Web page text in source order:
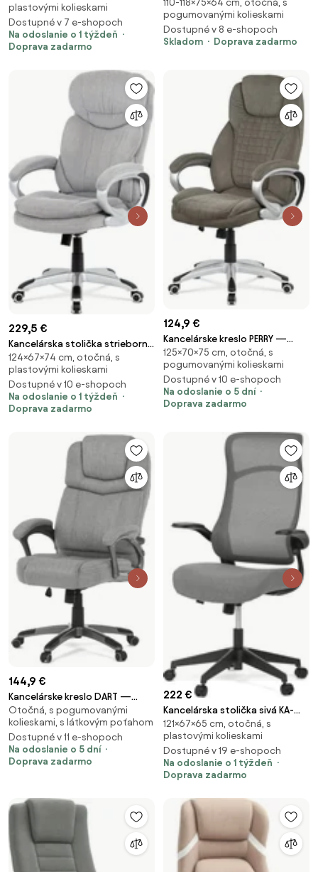
plastovými kolieskami
Dostupné v 7 e-shopoch
Na odoslanie o 1 týždeň
Doprava zadarmo
110-118×75×64 cm, otočná, s
pogumovanými kolieskami
Dostupné v 8 e-shopoch
Skladom
Doprava zadarmo
229,5 €
Kancelárska stolička strieborná
KA-G198 SIL2
124×67×74 cm, otočná, s
plastovými kolieskami
Dostupné v 10 e-shopoch
Na odoslanie o 1 týždeň
Doprava zadarmo
124,9 €
Kancelárske kreslo PERRY —
látka, tmavosivá
125×70×75 cm, otočná, s
pogumovanými kolieskami
Dostupné v 10 e-shopoch
Na odoslanie o 5 dní
Doprava zadarmo
144,9 €
Kancelárske kreslo DART —
látka, siva
Otočná, s pogumovanými
kolieskami, s látkovým poťahom
Dostupné v 11 e-shopoch
Na odoslanie o 5 dní
Doprava zadarmo
222 €
Kancelárska stolička sivá KA-
A182 BK
121×67×65 cm, otočná, s
plastovými kolieskami
Dostupné v 19 e-shopoch
Na odoslanie o 1 týždeň
Doprava zadarmo